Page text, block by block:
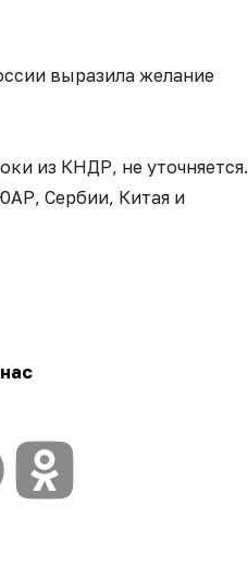
выразила желание
из КНДР, не уточняется.
Сербии, Китая и